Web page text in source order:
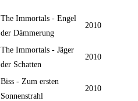
The Immortals - Engel
der Dämmerung
2010
The Immortals - Jäger
der Schatten
2010
Biss - Zum ersten
Sonnenstrahl
2010